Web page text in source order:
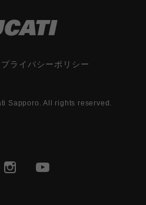
プライバシーポリシー
Sapporo. All rights reserved.